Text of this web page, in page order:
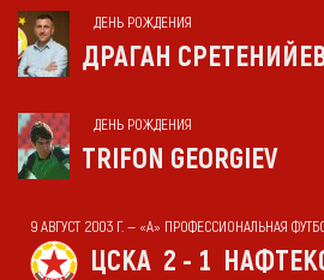
ДЕНЬ РОЖДЕНИЯ
ДРАГАН
ДЕНЬ РОЖДЕНИЯ
TRIFON GEORGIEV
9 АВГУСТ 2003 Г. — «А» ПРОФЕССИОНАЛЬНАЯ
ЦСКА 2 - 1